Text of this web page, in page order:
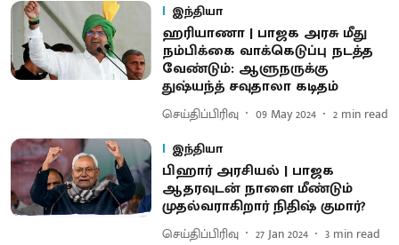
இந்தியா
ஹரியாணா | பாஜக அரசு மீது
நம்பிக்கை வாக்கெடுப்பு நடத்த
வேண்டும்: ஆளுநருக்கு
துஷ்யந்த் சவுதாலா கடிதம்
செய்திப்பிரிவு 09 May 2024 2 min read
இந்தியா
பிஹார் அரசியல் | பாஜக
ஆதரவுடன் நாளை மீண்டும்
முதல்வராகிறார் நிதிஷ் குமார்?
செய்திப்பிரிவு 27 Jan 2024 3 min read